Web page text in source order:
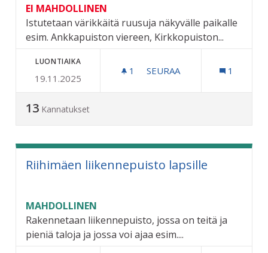
EI MAHDOLLINEN
Istutetaan värikkäitä ruusuja näkyvälle paikalle
esim. Ankkapuiston viereen, Kirkkopuiston...
LUONTIAIKA
19.11.2025
1 1 SEURAAJA
SEURAA 1
13 Kannatukset
Riihimäen liikennepuisto lapsille
MAHDOLLINEN
Rakennetaan liikennepuisto, jossa on teitä ja
pieniä taloja ja jossa voi ajaa esim....